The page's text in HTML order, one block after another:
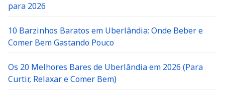
para 2026
10 Barzinhos Baratos em Uberlândia: Onde Beber e
Comer Bem Gastando Pouco
Os 20 Melhores Bares de Uberlândia em 2026 (Para
Curtir, Relaxar e Comer Bem)